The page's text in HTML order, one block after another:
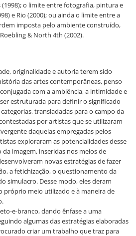
(1998); o limite entre fotografia, pintura e
e Rio (2000); ou ainda o limite entre a
imposta pelo ambiente construído,
& North 4th (2002).
originalidade e autoria terem sido
das artes contemporâneas, penso
com a ambiência, a intimidade e
estruturada para definir o significado
transladadas para o campo da
por artistas que se utilizaram
daquelas empregadas pelos
exploraram as potencialidades desse
imagem, inseridas nos meios de
novas estratégias de fazer
a fetichização, o questionamento da
simulacro. Desse modo, eles deram
próprio meio utilizado e à maneira de
e-branco, dando ênfase a uma
algumas das estratégias elaboradas
criar um trabalho que traz para